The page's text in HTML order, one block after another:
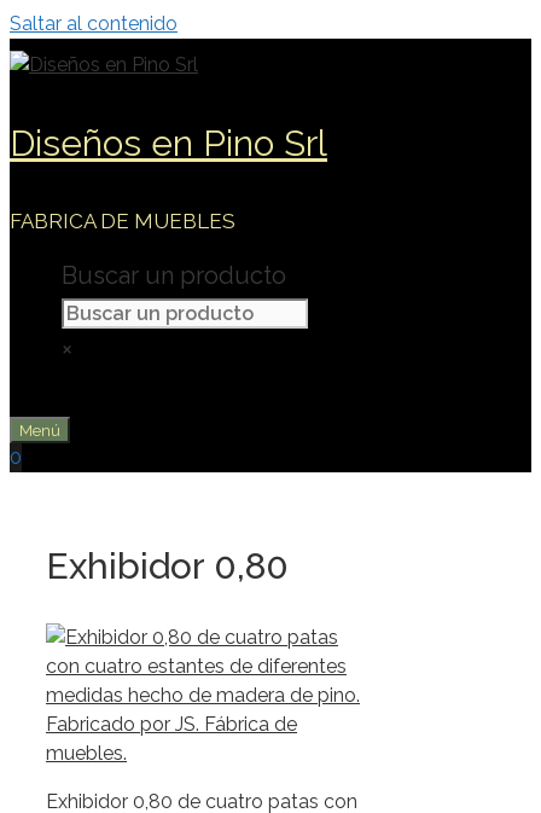
Saltar al contenido
Diseños en Pino Srl
FABRICA DE MUEBLES
Buscar un producto
×
Menú
0
Exhibidor 0,80
Exhibidor 0,80 de cuatro patas con